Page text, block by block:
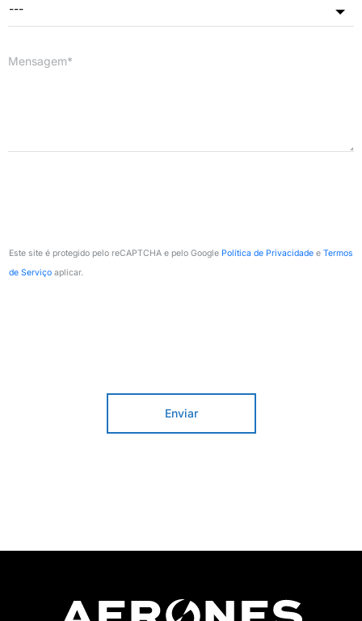
---
Mensagem*
Este site é protegido pelo reCAPTCHA e pelo Google Política de Privacidade e Termos
de Serviço aplicar.
Enviar